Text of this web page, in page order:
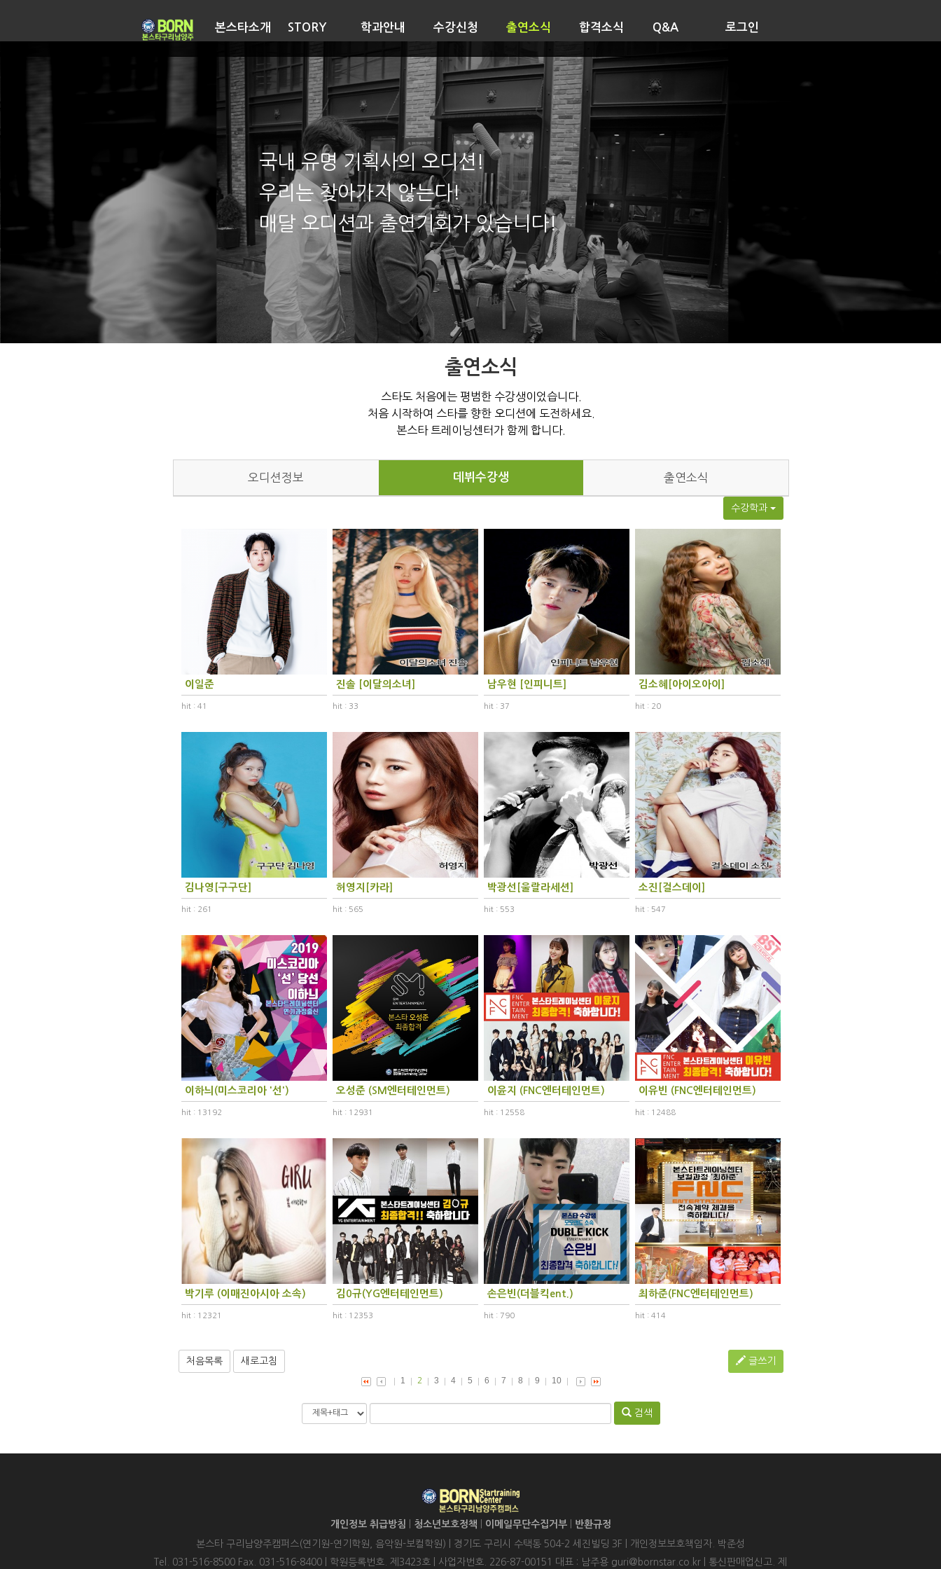
본스타소개 STORY 학과안내 수강신청 출연소식 합격소식 Q&A 로그인
국내 유명 기획사의 오디션!
우리는 찾아가지 않는다!
매달 오디션과 출연기회가 있습니다!
출연소식
스타도 처음에는 평범한 수강생이었습니다.
처음 시작하여 스타를 향한 오디션에 도전하세요.
본스타 트레이닝센터가 함께 합니다.
오디션정보 데뷔수강생 출연소식
수강학과
이일준
hit : 41
진솔 [이달의소녀]
hit : 33
남우현 [인피니트]
hit : 37
김소혜[아이오아이]
hit : 20
김나영[구구단]
hit : 261
허영지[카라]
hit : 565
박광선[울랄라세션]
hit : 553
소진[걸스데이]
hit : 547
이하늬(미스코리아 '선')
hit : 13192
오성준 (SM엔터테인먼트)
hit : 12931
이윤지 (FNC엔터테인먼트)
hit : 12558
이유빈 (FNC엔터테인먼트)
hit : 12488
박기루 (이매진아시아 소속)
hit : 12321
김0규(YG엔터테인먼트)
hit : 12353
손은빈(더블킥ent.)
hit : 790
최하준(FNC엔터테인먼트)
hit : 414
처음목록 새로고침
글쓰기
1
2 3 4 5 6 7 8 9 10
검색
개인정보 취급방침 청소년보호정책 이메일무단수집거부|
반환규정
본스타 구리남양주캠퍼스(연기원-연기학원, 음악원-보컬학원) | 경기도 구리시 수택동 504-2 세진빌딩 3F | 개인정보보호책임자. 박준성
Tel. 031-516-8500 Fax. 031-516-8400 | 학원등록번호. 제3423호 | 사업자번호. 226-87-00151 대표 : 남주용 guri@bornstar.co.kr | 통신판매업신고. 제